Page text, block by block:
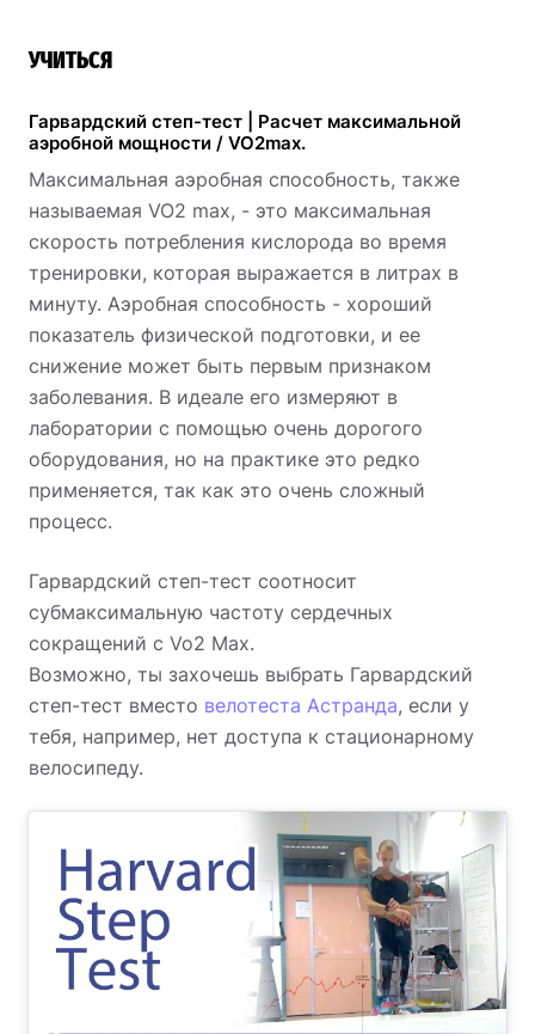
УЧИТЬСЯ
Гарвардский степ-тест | Расчет максимальной
аэробной мощности / VO2max.
Максимальная аэробная способность, также
называемая VO2 max, - это максимальная
скорость потребления кислорода во время
тренировки, которая выражается в литрах в
минуту. Аэробная способность - хороший
показатель физической подготовки, и ее
снижение может быть первым признаком
заболевания. В идеале его измеряют в
лаборатории с помощью очень дорогого
оборудования, но на практике это редко
применяется, так как это очень сложный
процесс.
Гарвардский степ-тест соотносит
субмаксимальную частоту сердечных
сокращений с Vo2 Max.
Возможно, ты захочешь выбрать Гарвардский
степ-тест вместо велотеста Астранда, если у
тебя, например, нет доступа к стационарному
велосипеду.